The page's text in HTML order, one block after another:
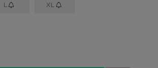
L XL